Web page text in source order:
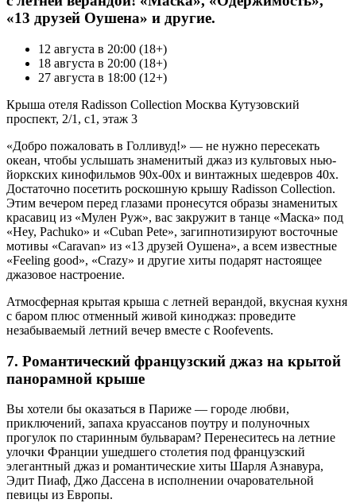
«13 друзей Оушена» и другие.
12 августа в 20:00 (18+)
18 августа в 20:00 (18+)
27 августа в 18:00 (12+)
Крыша отеля Radisson Collection Москва Кутузовский
проспект, 2/1, с1, этаж 3
«Добро пожаловать в Голливуд!» — не нужно пересекать
океан, чтобы услышать знаменитый джаз из культовых нью-
йоркских кинофильмов 90х-00х и винтажных шедевров 40х.
Достаточно посетить роскошную крышу Radisson Collection.
Этим вечером перед глазами пронесутся образы знаменитых
красавиц из «Мулен Руж», вас закружит в танце «Маска» под
«Hey, Pachuko» и «Cuban Pete», загипнотизируют восточные
мотивы «Caravan» из «13 друзей Оушена», а всем известные
«Feeling good», «Crazy» и другие хиты подарят настоящее
джазовое настроение.
Атмосферная крытая крыша с летней верандой, вкусная кухня
с баром плюс отменный живой киноджаз: проведите
незабываемый летний вечер вместе с Roofevents.
7. Романтический французский джаз на крытой
панорамной крыше
Вы хотели бы оказаться в Париже — городе любви,
приключений, запаха круассанов поутру и полуночных
прогулок по старинным бульварам? Перенеситесь на летние
улочки Франции ушедшего столетия под французский
элегантный джаз и романтические хиты Шарля Азнавура,
Эдит Пиаф, Джо Дассена в исполнении очаровательной
певицы из Европы.